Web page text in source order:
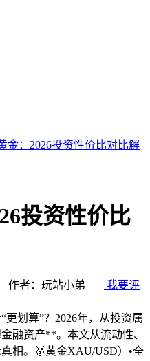
金：2026投资性价比对比解
投资性价比
作者：玩站小弟
我要评
划算”？2026年，从投资属
融资产**。本文从流动性、
相。🥇黄金XAU/USD）•全